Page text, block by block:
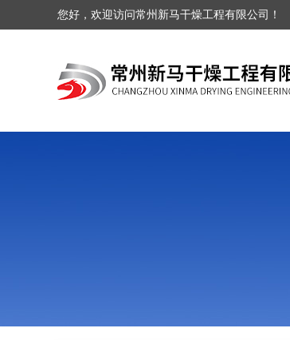
您好，欢迎访问常州新马干燥工程有限公司！